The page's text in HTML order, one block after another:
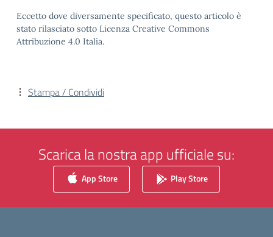
Eccetto dove diversamente specificato, questo articolo è
stato rilasciato sotto Licenza Creative Commons
Attribuzione 4.0 Italia.
Stampa / Condividi
Scarica la nostra app ufficiale su:
App Store Play Store